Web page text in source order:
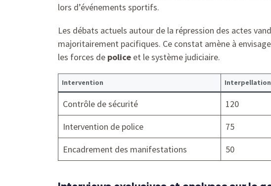
lors d’événements sportifs.
Les débats actuels autour de la répression des actes
majoritairement pacifiques. Ce constat amène à
les forces de police et le système judiciaire.
Intervention
Contrôle de sécurité 120
Intervention de police
75
Encadrement des manifestations
50